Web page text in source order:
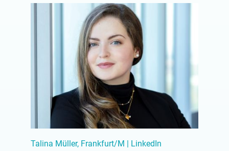
Talina Müller, Frankfurt/M | LinkedIn